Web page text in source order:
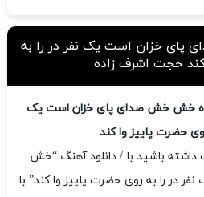
خزان است یک نفر در را به
حجت اشرف زاده
خش خش صدای پای خزان است یک
حضرت پاییز وا کند
باشید با / دانلود آهنگ “خش
در را به روی حضرت پاییز وا کند” با